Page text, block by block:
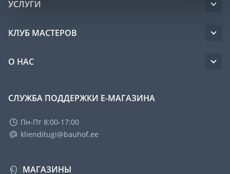
УСЛУГИ
КЛУБ МАСТЕРОВ
О НАС
СЛУЖБА ПОДДЕРЖКИ Е-МАГАЗИНА
Пн-Пт 8:00-17:00
klienditugi@bauhof.ee
МАГАЗИНЫ